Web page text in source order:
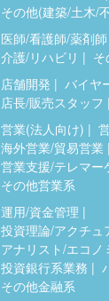
その他(建築/土木/
医師/看護師/薬剤師
介護/リハビリ
店舗開発
バイヤ
店長/販売スタッフ
営業(法人向け)
海外営業/貿易営業
営業支援/テレマー
その他営業系
運用/資金管理
投資理論/アクチュ
アナリスト/エコノ
投資銀行系業務
その他金融系